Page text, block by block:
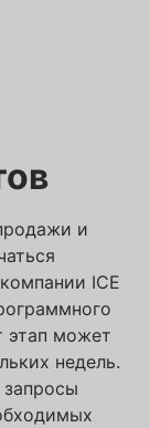
и
ICE
этап может
недель.